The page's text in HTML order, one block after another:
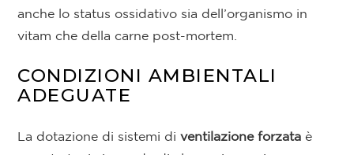
anche lo status ossidativo sia dell’organismo in
vitam che della carne post-mortem.
CONDIZIONI AMBIENTALI
ADEGUATE
La dotazione di sistemi diventilazione forzata è